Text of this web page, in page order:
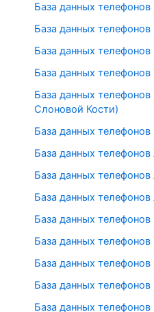
База данных
База данных телефонов
База данных
База данных
База данных
Слоновой Кости)
База данных телефонов
База данных телефонов
База данных
База данных телефонов
База данных
База данных
База данных телефонов
База данных
База данных